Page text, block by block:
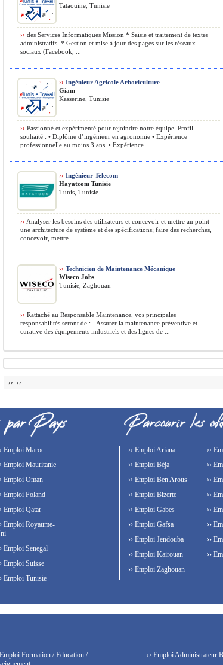
Tataouine, Tunisie
›› des Services Informatiques Mission * Saisie et traitement de textes
administratifs. * Gestion et mise à jour des pages sur les réseaux
sociaux (Facebook, ...
›› Ingénieur Agricole Arboriculture
Giam
Kasserine, Tunisie
›› Passionné et expérimenté pour rejoindre notre équipe. Profil
souhaité : • Diplôme d’ingénieur en agronomie • Expérience
professionnelle au moins 3 ans. • Expérience ...
›› Ingénieur Telecom
Hayatcom Tunisie
Tunis, Tunisie
›› Analyser les besoins des utilisateurs et concevoir et mettre au point
une architecture de système et des spécifications; faire des recherches,
concevoir, mettre ...
›› Technicien de Maintenance Mécanique
Wiseco Jobs
Tunisie, Zaghouan
›› Rattaché au Responsable Maintenance, vos principales
responsabilités seront de : - Assurer la maintenance préventive et
curative des équipements industriels et des lignes de ...
›› ››
Emploi Maroc
Emploi Mauritanie
Emploi Oman
Emploi Poland
Emploi Qatar
Emploi Royaume-
Emploi Senegal
Emploi Suisse
Emploi Tunisie
›› Emploi Ariana
›› Emploi Béja
›› Emploi Ben Arous
›› Emploi Bizerte
›› Emploi Gabes
›› Emploi Gafsa
›› Emploi Jendouba
›› Emploi Kairouan
››
››
››
››
››
››
››
››
›› Emploi Zaghouan
Emploi Formation / Education /
›› Emploi Administrateur